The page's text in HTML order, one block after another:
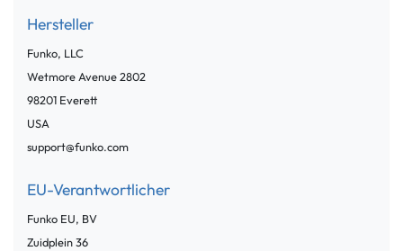
Hersteller
Funko, LLC
Wetmore Avenue2802
98201 Everett
USA
support@funko.com
EU-Verantwortlicher
Funko EU, BV
Zuidplein36